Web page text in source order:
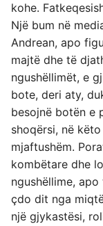
kohe.
Një bum në
Andrean, apo
majtë dhe të
ngushëllimët, e
bote, deri aty,
besojnë botën e
shoqërsi, në këto
mjaftushëm.
kombëtare dhe
ngushëllime,
çdo dit nga
një gjykastësi,